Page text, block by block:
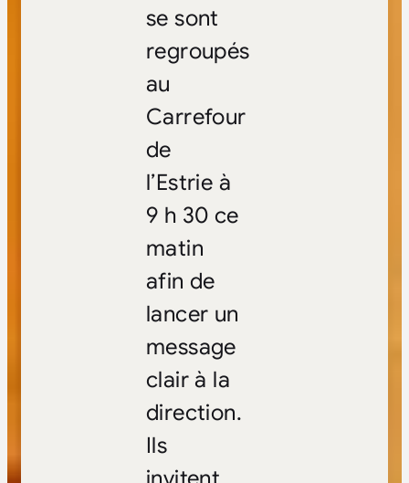
se sont
regroupés
au
Carrefour
de
l’Estrie à
9 h 30 ce
matin
afin de
lancer un
message
clair à la
direction.
Ils